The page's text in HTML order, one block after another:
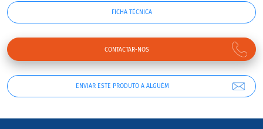
ENVIAR ESTE PRODUTO A ALGUÉM
FICHA TÉCNICA
CONTACTAR-NOS